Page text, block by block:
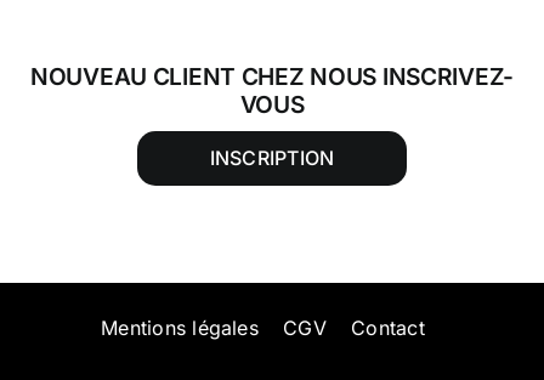
NOUVEAU CLIENT CHEZ NOUS INSCRIVEZ-
VOUS
INSCRIPTION
Mentions légales CGV Contact